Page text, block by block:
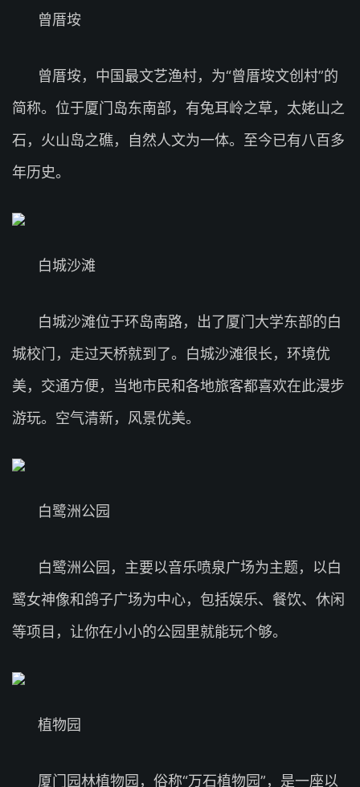
曾厝垵
曾厝垵，中国最文艺渔村，为“曾厝垵文创村”的
简称。位于厦门岛东南部，有兔耳岭之草，太姥山之
石，火山岛之礁，自然人文为一体。至今已有八百多
年历史。
白城沙滩
白城沙滩位于环岛南路，出了厦门大学东部的白
城校门，走过天桥就到了。白城沙滩很长，环境优
美，交通方便，当地市民和各地旅客都喜欢在此漫步
游玩。空气清新，风景优美。
白鹭洲公园
白鹭洲公园，主要以音乐喷泉广场为主题，以白
鹭女神像和鸽子广场为中心，包括娱乐、餐饮、休闲
等项目，让你在小小的公园里就能玩个够。
植物园
厦门园林植物园，俗称“万石植物园”，是一座以